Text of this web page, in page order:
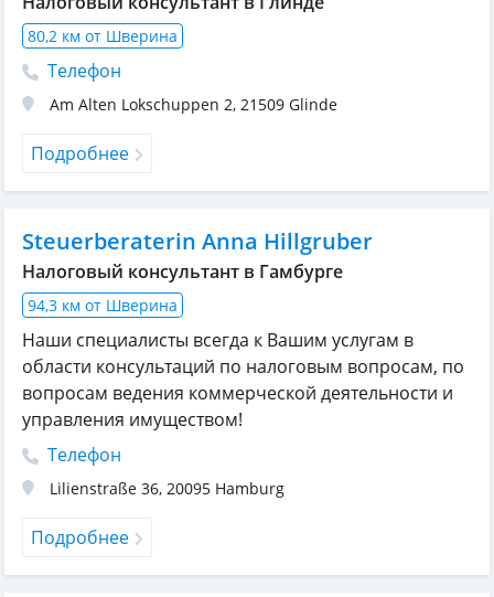
80,2 км от Шверина
Телефон
Am Alten Lokschuppen 2, 21509 Glinde
Подробнее
Steuerberaterin Anna Hillgruber
Налоговый консультант в Гамбурге
94,3 км от Шверина
Наши специалисты всегда к Вашим услугам в
области консультаций по налоговым вопросам, по
вопросам ведения коммерческой деятельности и
управления имуществом!
Телефон
Lilienstraße 36, 20095 Hamburg
Подробнее